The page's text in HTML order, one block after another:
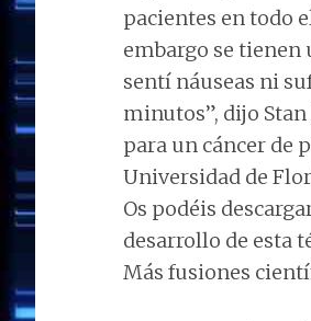
pacientes en todo
embargo se tienen
sentí náuseas ni
minutos”, dijo
para un cáncer de
Universidad de
Os podéis
desarrollo de esta
Más fusiones